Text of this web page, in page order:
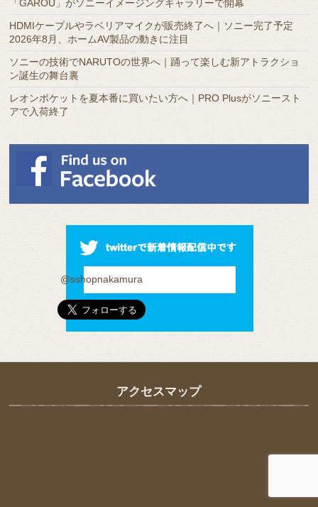
「GAROU」がソニーイメージングギャラリーで開幕
HDMIケーブルやラベリアマイクが販売終了へ｜ソニー完了予定
2026年8月、ホームAV製品の動きに注目
ソニーの技術でNARUTOの世界へ｜踊って楽しむ新アトラクショ
ン誕生の舞台裏
レオンポケットを夏本番に買いたい方へ｜PRO Plusがソニースト
アで入荷終了
@sshopnakamura
アクセスマップ